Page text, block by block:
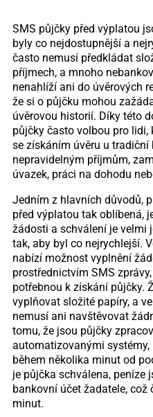
SMS půjčky před výplatou
byly co nejdostupnější a
často nemusí předkládat
příjmech, a mnoho
nenahlíží ani do úvěrových
že si o půjčku mohou
úvěrovou historií. Díky této
půjčky často volbou pro lidi,
se získáním úvěru u tradiční
nepravidelným příjmům,
úvazek, práci na dohodu
Jedním z hlavních důvodů,
před výplatou tak oblíbená,
žádosti a schválení je velmi
tak, aby byl co nejrychlejší.
nabízí možnost vyplnění
prostřednictvím SMS
potřebnou k získání půjčky.
vyplňovat složité papíry, a
nemusí ani navštěvovat
tomu, že jsou půjčky
automatizovanými
během několika minut od
je půjčka schválena, peníze
bankovní účet žadatele, což
minut.